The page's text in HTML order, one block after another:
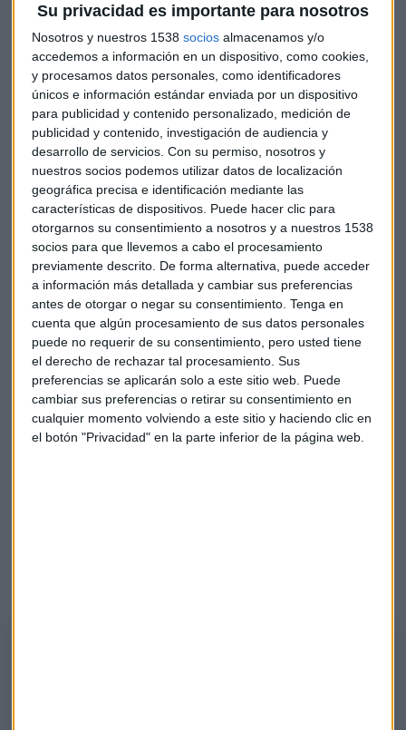
Su privacidad es importante para nosotros
Nosotros y nuestros 1538 socios almacenamos y/o
accedemos a información en un dispositivo, como cookies,
y procesamos datos personales, como identificadores
únicos e información estándar enviada por un dispositivo
para publicidad y contenido personalizado, medición de
publicidad y contenido, investigación de audiencia y
desarrollo de servicios. Con su permiso, nosotros y
nuestros socios podemos utilizar datos de localización
geográfica precisa e identificación mediante las
características de dispositivos. Puede hacer clic para
otorgarnos su consentimiento a nosotros y a nuestros 1538
socios para que llevemos a cabo el procesamiento
previamente descrito. De forma alternativa, puede acceder
a información más detallada y cambiar sus preferencias
antes de otorgar o negar su consentimiento. Tenga en
cuenta que algún procesamiento de sus datos personales
puede no requerir de su consentimiento, pero usted tiene
el derecho de rechazar tal procesamiento. Sus
preferencias se aplicarán solo a este sitio web. Puede
cambiar sus preferencias o retirar su consentimiento en
cualquier momento volviendo a este sitio y haciendo clic en
el botón "Privacidad" en la parte inferior de la página web.
Miguel Canales: "La nueva ley de
formacion para el empleo debe tener
caracter integrador"
Queríamos saber las novedades que nos vamos a encontrar
en el diálogo social con vistas a la nueva ley de formación
para el empleo que se va a retomar en esta legislatura y
Miguel Canales nos apuntaba que "es una pena que no
saliera en la anterior legislatura" y añadía "es una ley de
2015 que hay que renovar por los cambios que ha habido en
el mercado laboral y es importante que tenga caracter
integrador".
Aquí hemos hablado en alguna ocasión del tema de las
microcredenciales y parece que es de los temas de pleno
consenso entre empresarios y trabajadores y ademas cada
microcredencial un aporta un titulo.
"Donde no llega la conectividad no llega el desarrollo"
sentenciaba Canales.